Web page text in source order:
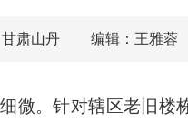
肃山丹 编辑：王雅蓉
微。针对辖区老旧